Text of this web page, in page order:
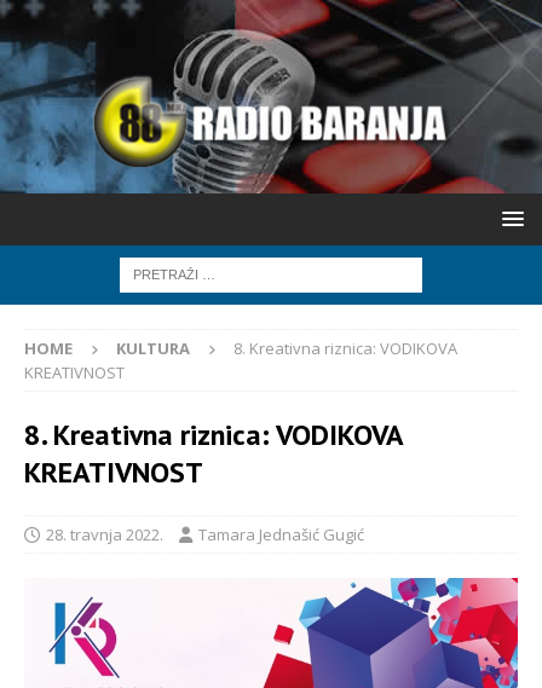
HOME KULTURA
8. Kreativna riznica: VODIKOVA
KREATIVNOST
8. Kreativna riznica: VODIKOVA
KREATIVNOST
28. travnja 2022. Tamara Jednašić Gugić